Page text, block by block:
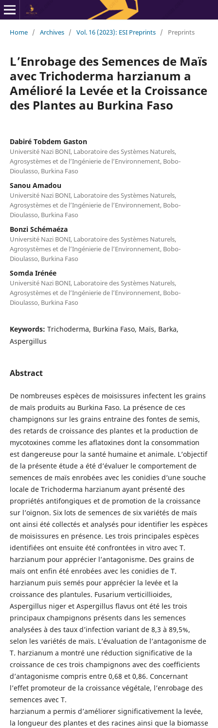
Home / Archives / Vol. 16 (2023): ESI Preprints / Preprints
L’Enrobage des Semences de Maïs
avec Trichoderma harzianum a
Amélioré la Levée et la Croissance
des Plantes au Burkina Faso
Dabiré Tobdem Gaston
Université Nazi BONI, Laboratoire des Systèmes Naturels,
Agrosystèmes et de l’Ingénierie de l’Environnement, Bobo-
Dioulasso, Burkina Faso
Sanou Amadou
Université Nazi BONI, Laboratoire des Systèmes Naturels,
Agrosystèmes et de l’Ingénierie de l’Environnement, Bobo-
Dioulasso, Burkina Faso
Bonzi Schémaéza
Université Nazi BONI, Laboratoire des Systèmes Naturels,
Agrosystèmes et de l’Ingénierie de l’Environnement, Bobo-
Dioulasso, Burkina Faso
Somda Irénée
Université Nazi BONI, Laboratoire des Systèmes Naturels,
Agrosystèmes et de l’Ingénierie de l’Environnement, Bobo-
Dioulasso, Burkina Faso
Keywords: Trichoderma, Burkina Faso, Maïs, Barka,
Aspergillus
Abstract
De nombreuses espèces de moisissures infectent les grains
de maïs produits au Burkina Faso. La présence de ces
champignons sur les grains entraine des fontes de semis,
des retards de croissance des plantes et la production de
mycotoxines comme les aflatoxines dont la consommation
est dangereuse pour la santé humaine et animale. L’objectif
de la présente étude a été d’évaluer le comportement de
semences de maïs enrobées avec les conidies d’une souche
locale de Trichoderma harzianum ayant présenté des
propriétés antifongiques et de promotion de la croissance
sur l’oignon. Six lots de semences de six variétés de maïs
ont ainsi été collectés et analysés pour identifier les espèces
de moisissures en présence. Les trois principales espèces
identifiées ont ensuite été confrontées in vitro avec T.
harzianum pour apprécier l’antagonisme. Des grains de
maïs ont enfin été enrobées avec les conidies de T.
harzianum puis semés pour apprécier la levée et la
croissance des plantules. Fusarium verticillioides,
Aspergillus niger et Aspergillus flavus ont été les trois
principaux champignons présents dans les semences
analysées à des taux d’infection variant de 8,3 à 89,5%,
selon les variétés de maïs. L’évaluation de l’antagonisme de
T. harzianum a montré une réduction significative de la
croissance de ces trois champignons avec des coefficients
d’antagonisme compris entre 0,68 et 0,86. Concernant
l’effet promoteur de la croissance végétale, l’enrobage des
semences avec T.
harzianum a permis d’améliorer significativement la levée,
la longueur des plantes et des racines ainsi que la biomasse